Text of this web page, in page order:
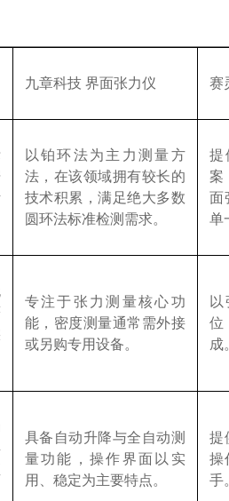
九章科技 界面张力仪 赛
以铂环法为主力测量方
法，在该领域拥有较长的
技术积累，满足绝大多数
圆环法标准检测需求。
提
案
面
单
专注于张力测量核心功
能，密度测量通常需外接
或另购专用设备。
位
成。
具备自动升降与全自动测
量功能，操作界面以实
用、稳定为主要特点。
提
操
手。